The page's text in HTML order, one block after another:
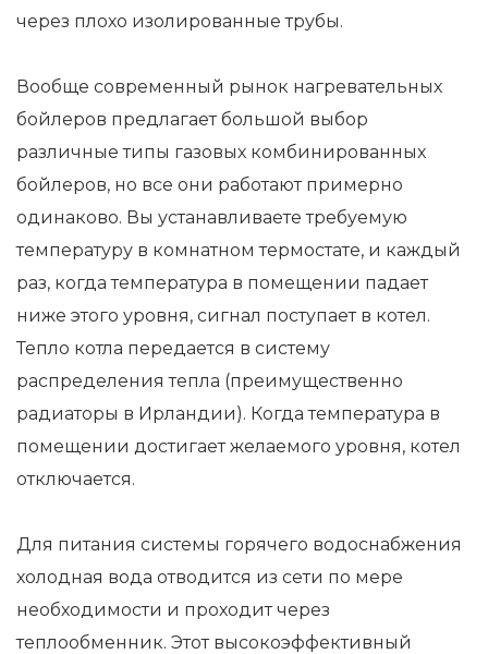
через плохо изолированные трубы.
Вообще современный рынок нагревательных
бойлеров предлагает большой выбор
различные типы газовых комбинированных
бойлеров, но все они работают примерно
одинаково. Вы устанавливаете требуемую
температуру в комнатном термостате, и каждый
раз, когда температура в помещении падает
ниже этого уровня, сигнал поступает в котел.
Тепло котла передается в систему
распределения тепла (преимущественно
радиаторы в Ирландии). Когда температура в
помещении достигает желаемого уровня, котел
отключается.
Для питания системы горячего водоснабжения
холодная вода отводится из сети по мере
необходимости и проходит через
теплообменник. Этот высокоэффективный